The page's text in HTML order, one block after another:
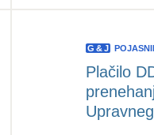
G &J
Plačilo